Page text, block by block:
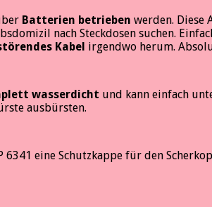
Batterien betrieben werden. Diese
nach Steckdosen suchen.
Kabel irgendwo herum.
wasserdicht und kann einfach
ausbürsten.
eine Schutzkappe für den